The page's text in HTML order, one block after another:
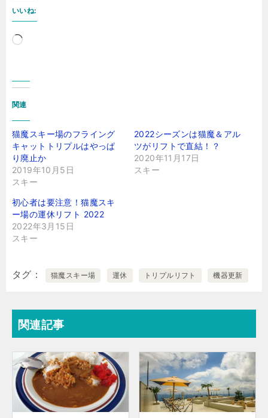
いいね:
読
関連
猫魔スキー場のフライング
キャットトリプルはやっぱ
り廃止か
2019年10月5日
スキー
2022シーズンは猫魔＆アル
ツがリフトで直結！？
2020年11月17日
スキー
初心者は要注意！猫魔スキ
ー場の運休リフト 2022
2022年3月15日
スキー
タグ 猫魔スキー場 運休 トリプルリフト 機器更新
関連記事